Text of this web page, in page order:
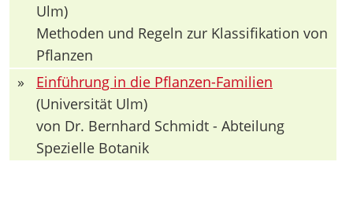
Ulm)
Methoden und Regeln zur Klassifikation von
Pflanzen
»
Einführung in die Pflanzen-Familien
(Universität Ulm)
von Dr. Bernhard Schmidt - Abteilung
Spezielle Botanik